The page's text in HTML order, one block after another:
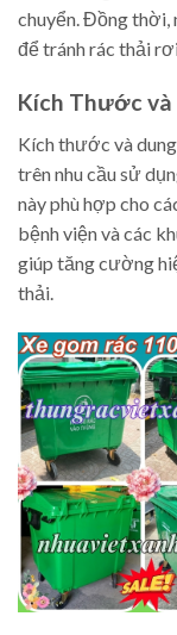
chuyển. Đồng thời,
để tránh rác thải
Kích Thước và
Kích thước và
trên nhu cầu sử
này phù hợp cho
bệnh viện và các
giúp tăng cường
thải.